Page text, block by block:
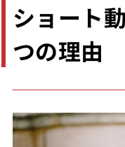
ショート
つの理由